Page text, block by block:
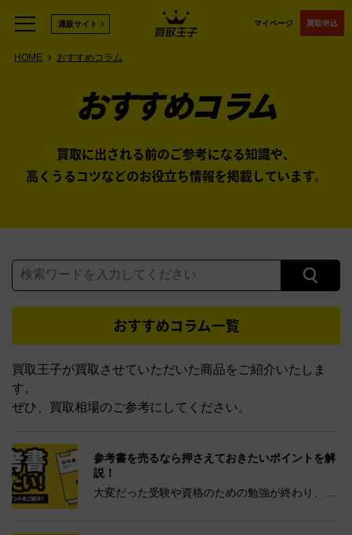
マイページ 買取申込
通販サイト
HOME おすすめコラム
おすすめコラム
買取に出される前のご参考になる知識や、
高くうるコツなどのお役立ち情報を掲載しています。
おすすめコラム一覧
買取王子が買取させていただいた商品をご紹介いたしま
す。
ぜひ、買取相場のご参考にしてください。
参考書を売るなら押さえておきたいポイントを解
説！
大変だった受験や資格のための勉強が終わり、こ